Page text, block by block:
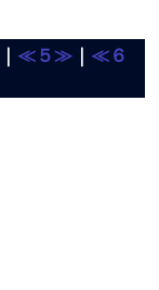
｜≪５≫ ｜≪６